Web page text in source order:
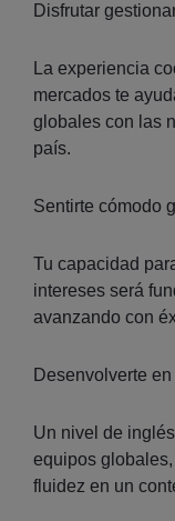
Disfrutar
La experiencia
mercados te
globales con las
país.
Sentirte cómodo
Tu capacidad
intereses será
avanzando con
Desenvolverte
Un nivel de
equipos
fluidez en un